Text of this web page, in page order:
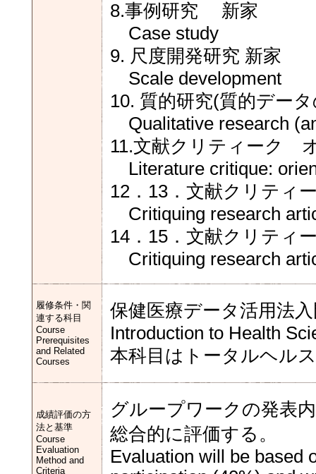
8.事例研究 新家
Case study
9. 尺度開発研究 新家
Scale development
10. 質的研究(質的デ
Qualitative research
11.文献クリティーク
Literature critique:
12．13．文献クリティ
Critiquing research
14．15．文献クリティ
Critiquing research
履修条件・関
連する科目
Course
Prerequisites
and Related
Courses
保健医療データ活用法
Introduction to Health
本科目はトータルヘル
成績評価の方
法と基準
Course
Evaluation
Method and
Criteria
グループワークの発表
総合的に評価する。
Evaluation will be based